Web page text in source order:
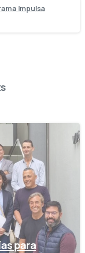
Impulsa
para